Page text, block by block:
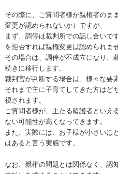
その際に、ご質問者様が親権者のま
変更が認められないか）ですが、
まず、調停は裁判所での話し合いで
を拒否すれば親権変更は認められませ
その場合は、調停が不成立になり、
続きに移行します。
裁判官が判断する場合は、様々な要
それまで主に子育てしてきた方はど
視されます。
ご質問者様が、主たる監護者といえ
ない可能性が高くなってきます。
また、実際には、お子様が小さいほ
はあると言う実感です。
なお、親権の問題とは関係なく、認